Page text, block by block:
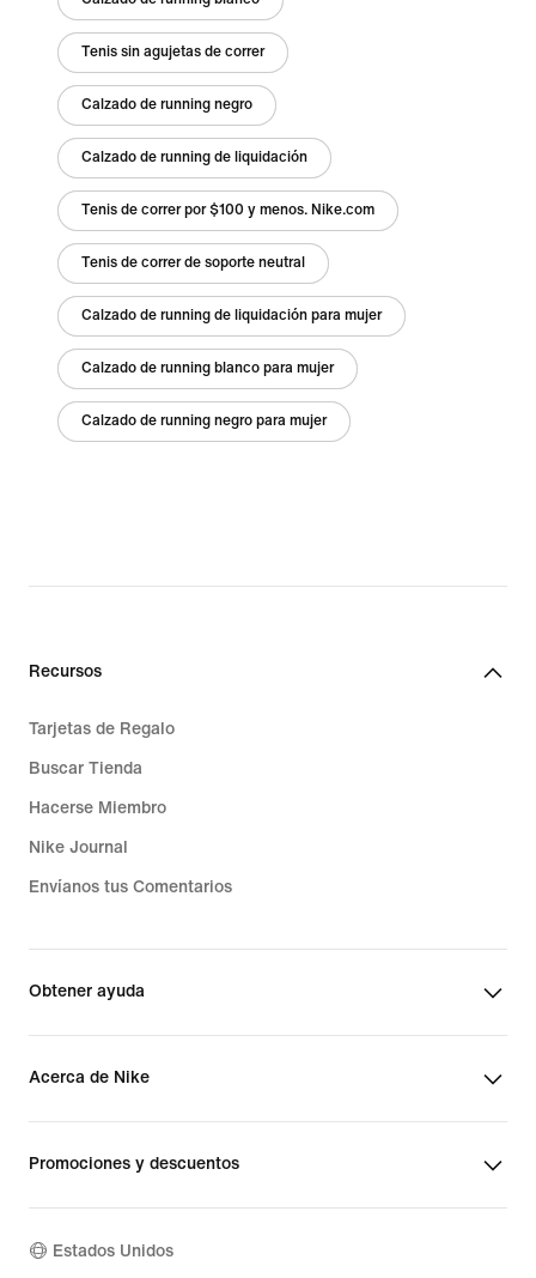
Tenis sin agujetas de correr
Calzado de running negro
Calzado de running de liquidación
Tenis de correr por $100 y menos. Nike.com
Tenis de correr de soporte neutral
Calzado de running de liquidación para mujer
Calzado de running blanco para mujer
Calzado de running negro para mujer
Recursos
Tarjetas de Regalo
Buscar Tienda
Hacerse Miembro
Nike Journal
Envíanos tus Comentarios
Obtener ayuda
Acerca de Nike
Promociones y descuentos
Estados Unidos